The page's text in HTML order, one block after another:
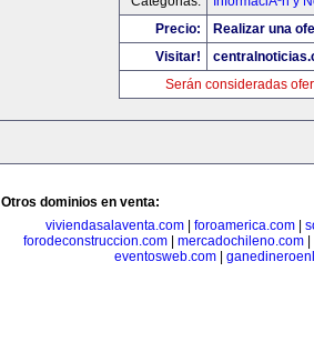
Precio:
Realizar una
Visitar!
Serán consideradas
Otros dominios en venta:
viviendasalaventa.com| foroamerica.com|
forodeconstruccion.com
mercadochileno.com
eventosweb.com|